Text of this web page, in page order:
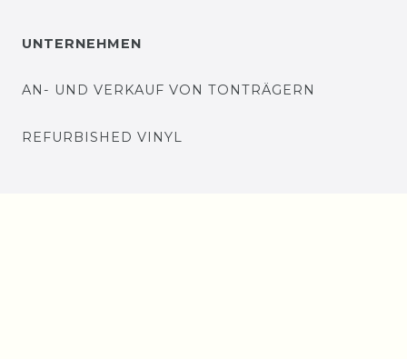
UNTERNEHMEN
AN- UND VERKAUF VON TONTRÄGERN
REFURBISHED VINYL